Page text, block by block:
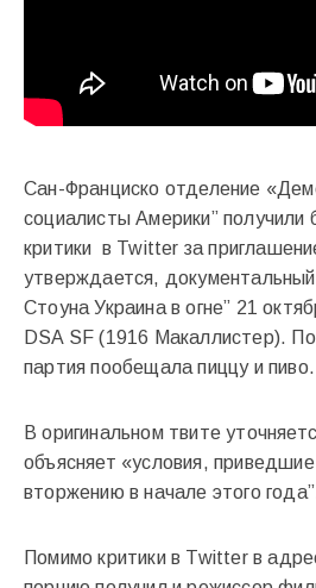
Сан-Франциско отделение
социалисты Америки”
критики в Twitter за
утверждается,
Стоуна Украина в огне” 21
DSA SF (1916 Макаллистер).
партия пообещала пиццу и пиво.
В оригинальном твите
объясняет «условия,
вторжению в начале этого
Помимо критики в Twitter в